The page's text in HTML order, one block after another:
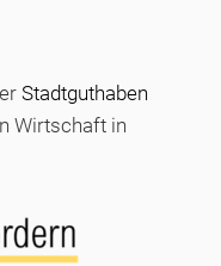
Stadtguthaben
Wirtschaft in